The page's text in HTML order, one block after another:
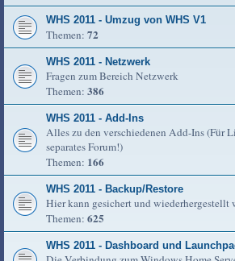
WHS 2011 - Umzug von WHS V1
Themen: 72
WHS 2011 - Netzwerk
Fragen zum Bereich Netzwerk
Themen: 386
WHS 2011 - Add-Ins
Alles zu den verschiedenen Add-Ins (Für
separates Forum!)
Themen: 166
WHS 2011 - Backup/Restore
Hier kann gesichert und wiederhergestellt
Themen: 625
WHS 2011 - Dashboard und